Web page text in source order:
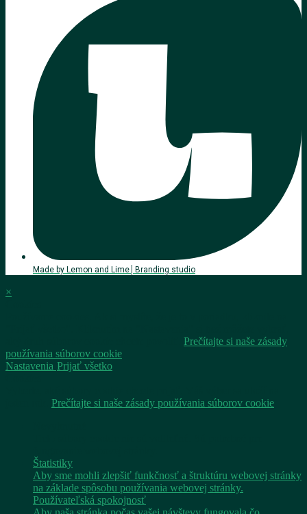
Made by Lemon and Lime│Branding studio
×
Prečítajte si naše zásady
používania súborov cookie
Nastavenia Prijať všetko
Prečítajte si naše zásady používania súborov cookie
Štatistiky
Aby sme mohli zlepšiť funkčnosť a štruktúru webovej stránky
na základe spôsobu používania webovej stránky.
Používateľská spokojnosť